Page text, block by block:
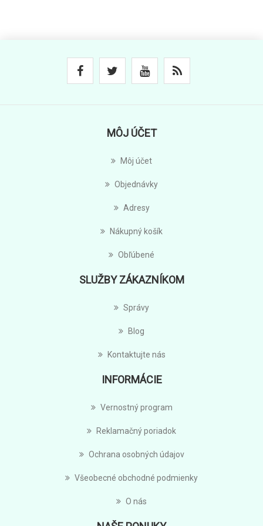
MÔJ ÚČET
Môj účet
Objednávky
Adresy
Nákupný košík
Obľúbené
SLUŽBY ZÁKAZNÍKOM
Správy
Blog
Kontaktujte nás
INFORMÁCIE
Vernostný program
Reklamačný poriadok
Ochrana osobných údajov
Všeobecné obchodné podmienky
O nás